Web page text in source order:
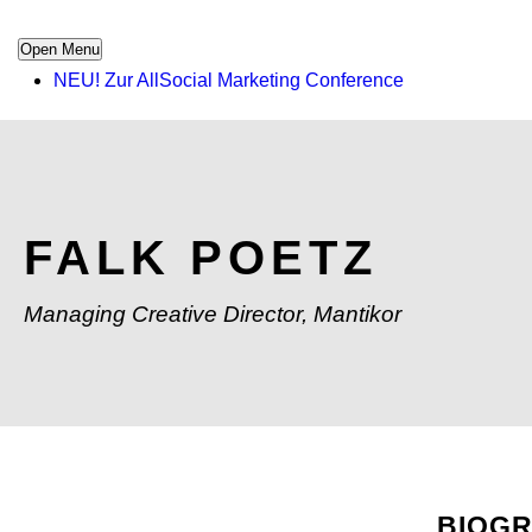
Open Menu
NEU! Zur AllSocial Marketing Conference
FALK POETZ
Managing Creative Director, Mantikor